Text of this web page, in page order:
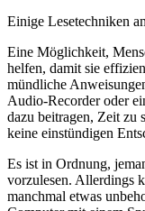
Einige Lesetechniken
Eine Möglichkeit,
helfen, damit sie
mündliche
Audio-Recorder oder
dazu beitragen, Zeit zu
keine einstündigen
Es ist in Ordnung,
vorzulesen. Allerdings
manchmal etwas